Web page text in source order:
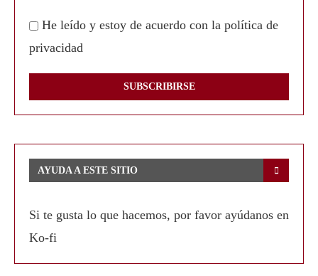
He leído y estoy de acuerdo con la política de
privacidad
AYUDA A ESTE SITIO
Si te gusta lo que hacemos, por favor ayúdanos en
Ko-fi